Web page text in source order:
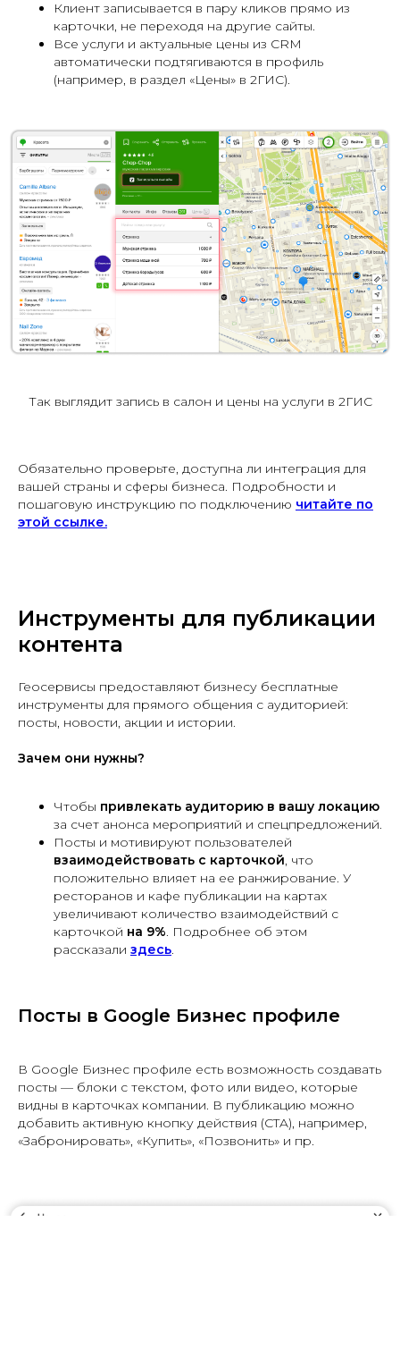
Клиент записывается в пару кликов прямо из
карточки, не переходя на другие сайты.
Все услуги и актуальные цены из CRM
автоматически подтягиваются в профиль
(например, в раздел «Цены» в 2ГИС).
Так выглядит запись в салон и цены на услуги в 2ГИС
Обязательно проверьте, доступна ли интеграция для
вашей страны и сферы бизнеса. Подробности и
пошаговую инструкцию по подключению читайте по
этой ссылке.
Инструменты для публикации
контента
Геосервисы предоставляют бизнесу бесплатные
инструменты для прямого общения с аудиторией:
посты, новости, акции и истории.
Зачем они нужны?
Чтобы привлекать аудиторию в вашу локацию
за счет анонса мероприятий и спецпредложений.
Посты и мотивируют пользователей
взаимодействовать с карточкой, что
положительно влияет на ее ранжирование. У
ресторанов и кафе публикации на картах
увеличивают количество взаимодействий с
карточкой на 9%. Подробнее об этом
рассказали здесь.
Посты в Google Бизнес профиле
В Google Бизнес профиле есть возможность создавать
посты — блоки с текстом, фото или видео, которые
видны в карточках компании. В публикацию можно
добавить активную кнопку действия (CTA), например,
«Забронировать», «Купить», «Позвонить» и пр.